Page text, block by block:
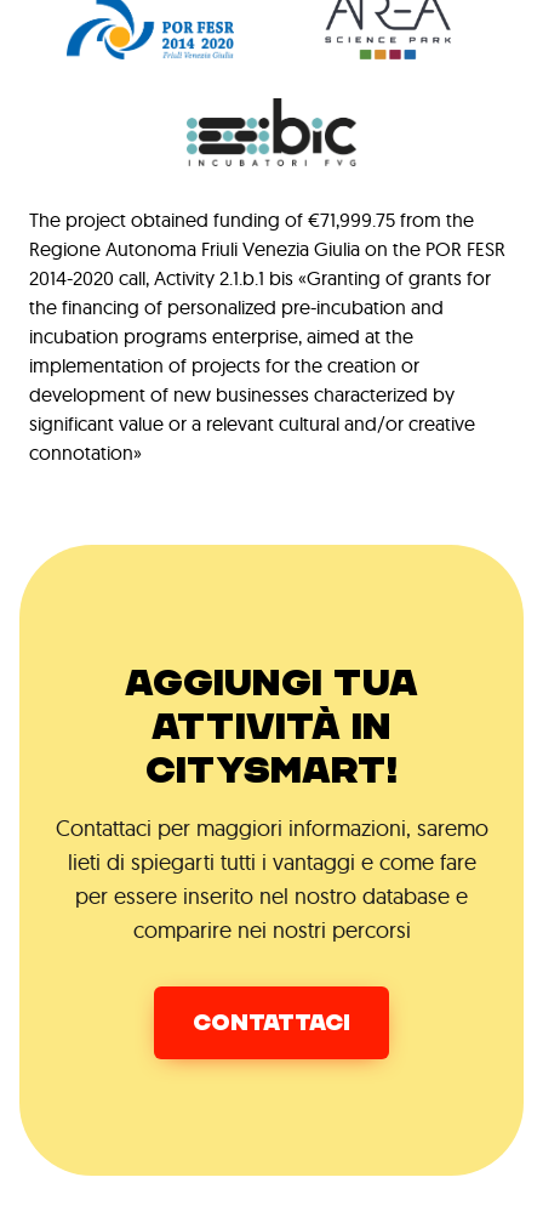
The project obtained funding of €71,999.75 from the
Regione Autonoma Friuli Venezia Giulia on the POR FESR
2014-2020 call, Activity 2.1.b.1 bis «Granting of grants for
the financing of personalized pre-incubation and
incubation programs enterprise, aimed at the
implementation of projects for the creation or
development of new businesses characterized by
significant value or a relevant cultural and/or creative
connotation»
AGGIUNGI TUA
ATTIVITÀ IN
CITYSMART!
Contattaci per maggiori informazioni, saremo
lieti di spiegarti tutti i vantaggi e come fare
per essere inserito nel nostro database e
comparire nei nostri percorsi
CONTATTACI